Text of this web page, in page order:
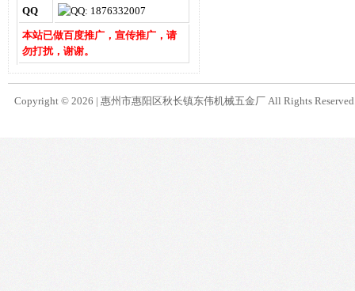
QQ
本站已做百度推广，宣传推广，请
勿打扰，谢谢。
Copyright © 2026 | 惠州市惠阳区秋长镇东伟机械五金厂 All Rights